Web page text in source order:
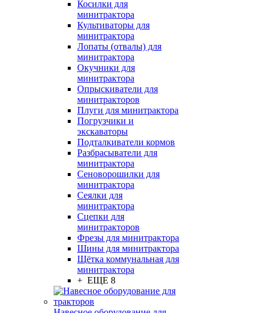
Косилки для
минитрактора
Культиваторы для
минитрактора
Лопаты (отвалы) для
минитрактора
Окучники для
минитрактора
Опрыскиватели для
минитракторов
Плуги для минитрактора
Погрузчики и
экскаваторы
Подталкиватели кормов
Разбрасыватели для
минитрактора
Сеноворошилки для
минитрактора
Сеялки для
минитрактора
Сцепки для
минитракторов
Фрезы для минитрактора
Шины для минитрактора
Щётка коммунальная для
минитрактора
+ ЕЩЕ 8